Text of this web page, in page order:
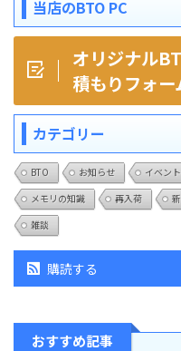
当店のBTO PC
オリジナル
積もりフォー
カテゴリー
BTO お知らせ イベント
メモリの知識
再入荷
雑談
購読する
おすすめ記事